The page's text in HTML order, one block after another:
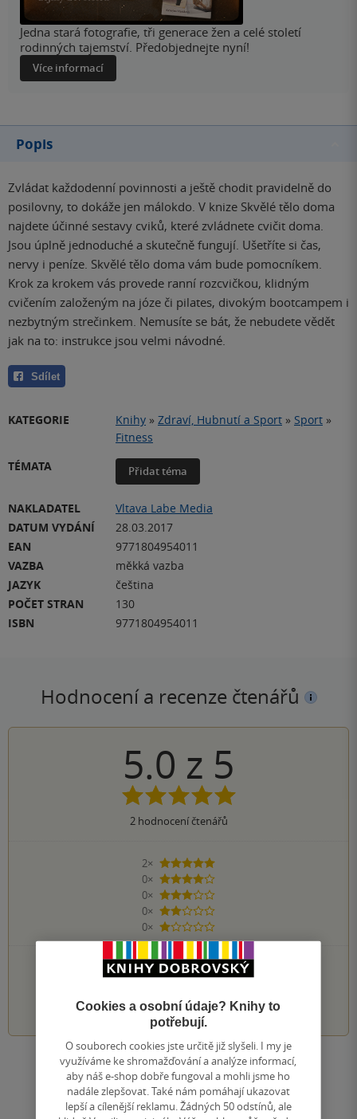
Jedna stará fotografie, tři generace žen a celé století
rodinných tajemství. Předobjednejte nyní!
Více informací
Popis
Zvládat každodenní povinnosti a ještě chodit pravidelně do
posilovny, to dokáže jen málokdo. V knize Skvělé tělo doma
najdete účinné sestavy cviků, které zvládnete cvičit doma.
Jsou úplně jednoduché a skutečně fungují. Ušetříte si čas,
nervy i peníze. Skvělé tělo doma vám bude pomocníkem.
Krok za krokem vás provede ranní rozcvičkou, klidným
cvičením založeným na józe či pilates, divokým bootcampem i
nezbytným strečinkem. Nemusíte se bát, že nebudete vědět
jak na to: instrukce jsou velmi návodné.
Sdílet
KATEGORIE Knihy » Zdraví, Hubnutí a Sport » Sport »
Fitness
TÉMATA
Přidat téma
NAKLADATEL
Vltava Labe Media
DATUM VYDÁNÍ
28.03.2017
EAN
9771804954011
VAZBA
měkká vazba
JAZYK
čeština
POČET STRAN
130
ISBN
9771804954011
Hodnocení a recenze čtenářů
5.0 z 5
2hodnocení čtenářů
2×
5 hvězdiček
0×
4 hvězdičky
0×
3 hvězdičky
0×
2 hvězdičky
0×
1 hvezdička
PŘIDEJTE SVÉ HODNOCENÍ KNIHY
5
Zobrazit všechna hodnocení
Přidat hodnocení
Cookies a osobní údaje? Knihy to
potřebují.
O souborech cookies jste určitě již slyšeli. I my je
využíváme ke shromažďování a analýze informací,
aby náš e-shop dobře fungoval a mohli jsme ho
nadále zlepšovat. Také nám pomáhají ukazovat
lepší a cílenější reklamu. Žádných 50 odstínů, ale